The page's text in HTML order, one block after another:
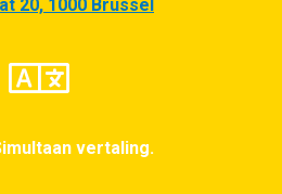
20, 1000 Brussel
vertaling.